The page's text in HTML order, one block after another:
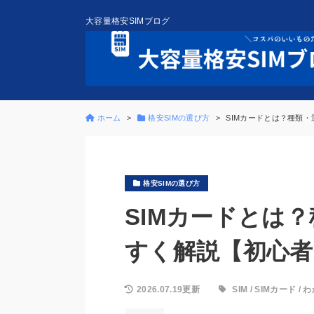
大容量格安SIMブログ
ホーム 格安SIMの選び方 SIMカードとは？種類
格安SIMの選び方
SIMカードとは
すく解説【初心
2026.07.19更新 SIM /SIMカード /わ